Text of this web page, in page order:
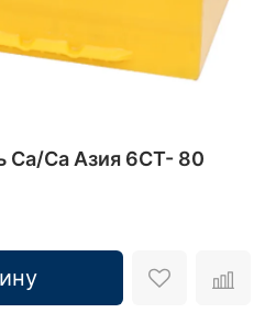
Ca Азия 6CT- 80